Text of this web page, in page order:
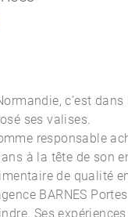
c’est
ses valises.
responsable
à la tête de son
de qualité
BARNES
Ses